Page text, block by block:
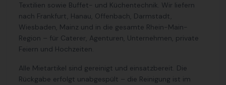
Textilien sowie Buffet- und Küchentechnik. Wir liefern
nach Frankfurt, Hanau, Offenbach, Darmstadt,
Wiesbaden, Mainz und in die gesamte Rhein-Main-
Region – für Caterer, Agenturen, Unternehmen, private
Feiern und Hochzeiten.
Alle Mietartikel sind gereinigt und einsatzbereit. Die
Rückgabe erfolgt unabgespült – die Reinigung ist im